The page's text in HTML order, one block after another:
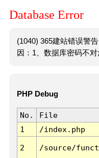
Database Error
(1040) 365建站错误警
因：1、数据库密码不对
PHP Debug
No. File
1
/index.php
2 /source/